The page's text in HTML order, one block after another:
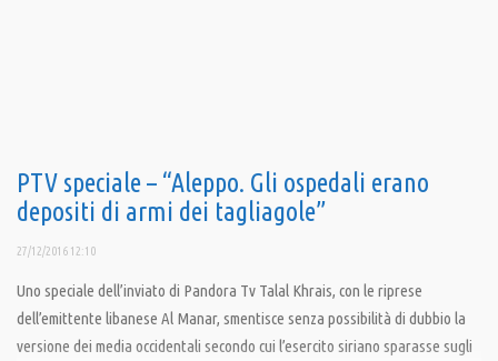
PTV speciale – “Aleppo. Gli ospedali erano
depositi di armi dei tagliagole”
27/12/2016 12:10
Uno speciale dell’inviato di Pandora Tv Talal Khrais, con le riprese
dell’emittente libanese Al Manar, smentisce senza possibilità di dubbio la
versione dei media occidentali secondo cui l’esercito siriano sparasse sugli